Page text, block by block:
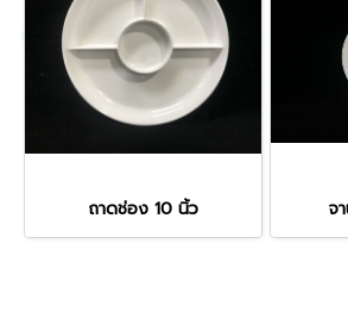
ถาดช่อง 10 นิ้ว จ